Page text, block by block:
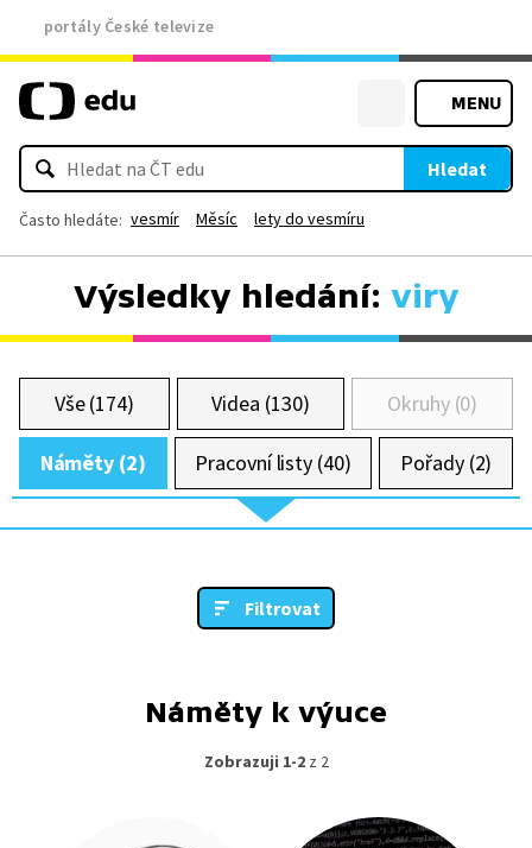
portály České televize
MENU
Hledat
Často hledáte: vesmír Měsíc lety do vesmíru
Výsledky hledání: viry
Vše (174) Videa (130) Okruhy (0)
Náměty (2) Pracovní listy (40) Pořady (2)
Filtrovat
Náměty k výuce
Zobrazuji 1-2z 2